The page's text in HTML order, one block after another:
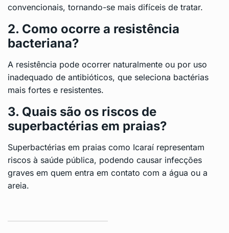
convencionais, tornando-se mais difíceis de tratar.
2. Como ocorre a resistência
bacteriana?
A resistência pode ocorrer naturalmente ou por uso
inadequado de antibióticos, que seleciona bactérias
mais fortes e resistentes.
3. Quais são os riscos de
superbactérias em praias?
Superbactérias em praias como Icaraí representam
riscos à saúde pública, podendo causar infecções
graves em quem entra em contato com a água ou a
areia.